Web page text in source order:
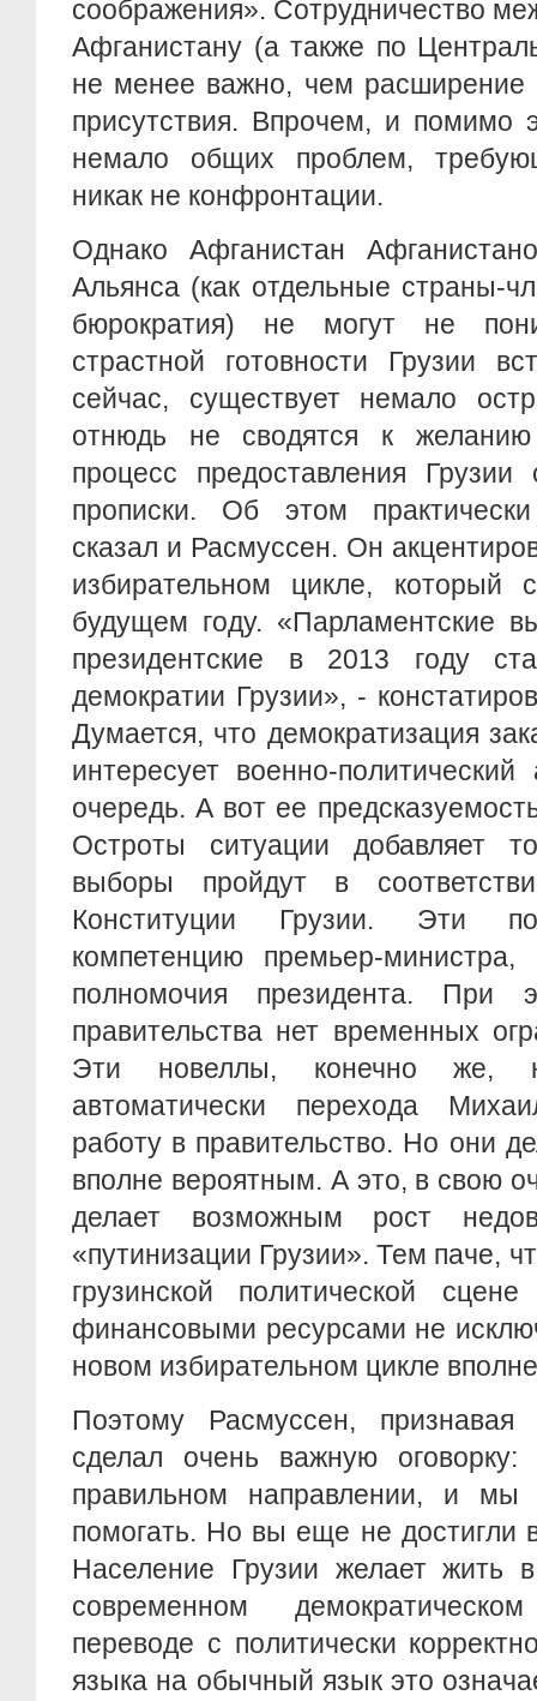
соображения». Сотрудничество
Афганистану (а также по
не менее важно, чем расширение
присутствия. Впрочем, и помимо
немало общих проблем,
никак не конфронтации.
Однако Афганистан
Альянса (как отдельные страны-
бюрократия) не могут не
страстной готовности Грузии
сейчас, существует немало
отнюдь не сводятся к желанию
процесс предоставления Грузии
прописки. Об этом
сказал и Расмуссен. Он
избирательном цикле, который
будущем году. «Парламентские
президентские в 2013 году
демократии Грузии», -
Думается, что демократизация
интересует военно-
очередь. А вот ее
Остроты ситуации добавляет
выборы пройдут в
Конституции Грузии. Эти
компетенцию премьер-
полномочия президента. При
правительства нет временных
Эти новеллы, конечно же,
автоматически перехода
работу в правительство. Но они
вполне вероятным. А это, в свою
делает возможным рост
«путинизации Грузии». Тем паче,
грузинской политической
финансовыми ресурсами не
новом избирательном цикле
Поэтому Расмуссен,
сделал очень важную оговорку:
правильном направлении, и
помогать. Но вы еще не достигли
Население Грузии желает жить
современном
переводе с политически
языка на обычный язык это